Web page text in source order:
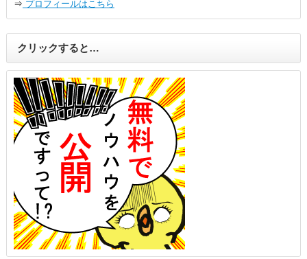
⇒ プロフィールはこちら
クリックすると…